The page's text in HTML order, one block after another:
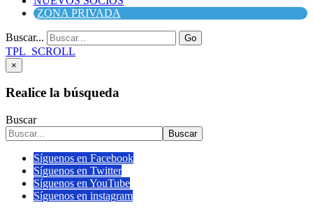
ZONA PRIVADA
Buscar... Go
TPL_SCROLL
×
Realice la búsqueda
Buscar
Buscar
Síguenos en Facebook
Síguenos en Twitter
Síguenos en YouTube
Síguenos en instagram